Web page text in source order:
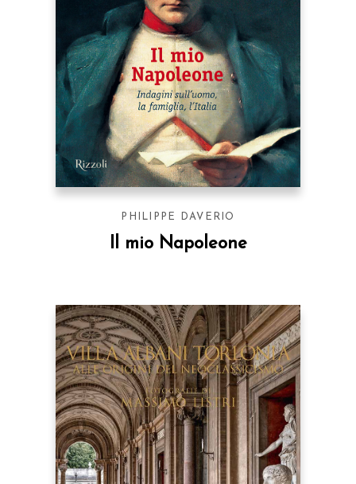
PHILIPPE DAVERIO
Il mio Napoleone